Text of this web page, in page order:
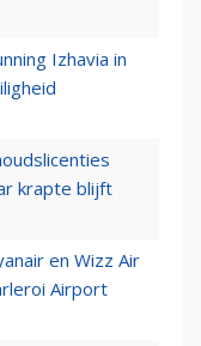
Izhavia in
krapte blijft
en Wizz Air
Airport